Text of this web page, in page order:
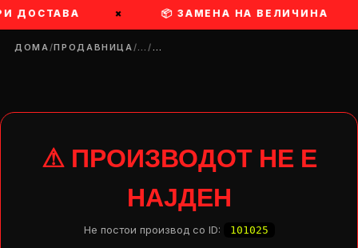
ДОСТАВА × 📦 ЗАМЕНА НА ВЕЛИЧИНА
ДОМА/ПРОДАВНИЦА/…/…
⚠ ПРОИЗВОДОТ НЕ Е
НАЈДЕН
Не постои производ со ID: 101025